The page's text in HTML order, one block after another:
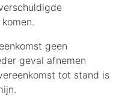
geen
geval afnemen
tot stand is